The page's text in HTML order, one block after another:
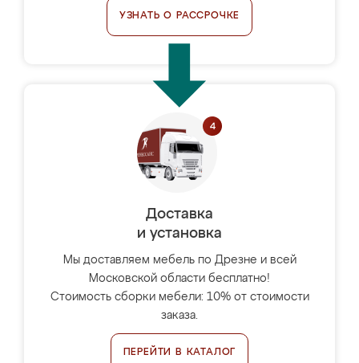
УЗНАТЬ О РАССРОЧКЕ
Доставка
и установка
Мы доставляем мебель по Дрезне и всей
Московской области бесплатно!
Стоимость сборки мебели: 10% от стоимости
заказа.
ПЕРЕЙТИ В КАТАЛОГ